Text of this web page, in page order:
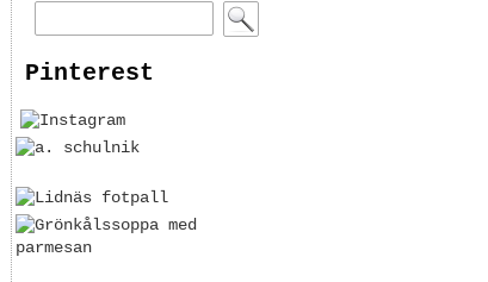
Pinterest